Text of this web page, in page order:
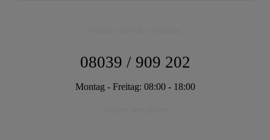
08039 / 909 202
Montag - Freitag: 08:00 - 18:00